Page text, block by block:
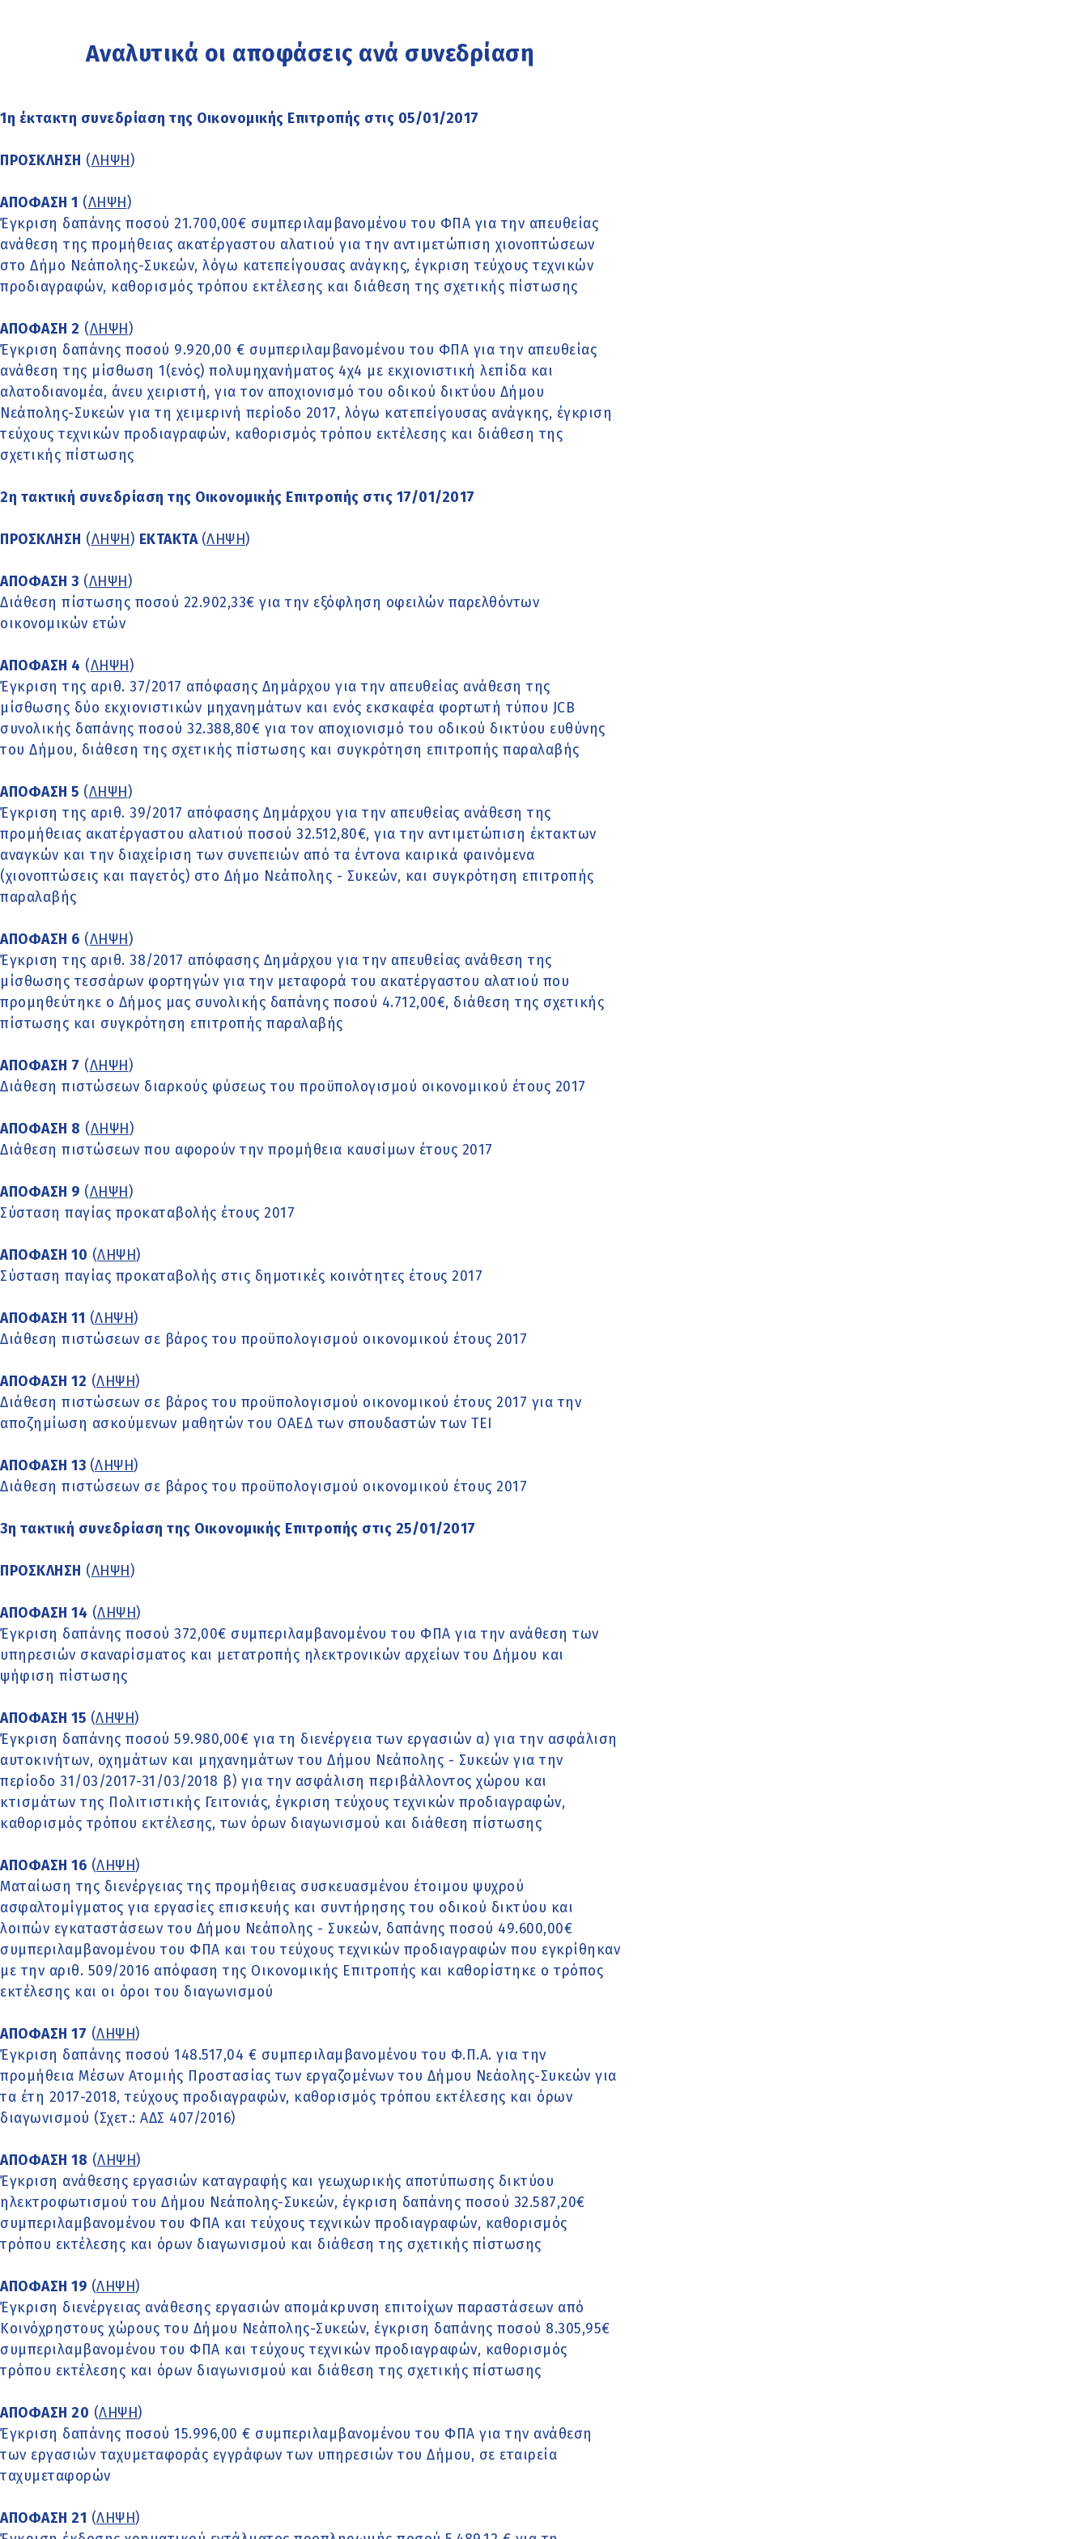
Αναλυτικά οι αποφάσεις ανά συνεδρίαση
1η έκτακτη συνεδρίαση της Οικονομικής Επιτροπής στις 05/01/2017
ΠΡΟΣΚΛΗΣΗ (ΛΗΨΗ)
ΑΠΟΦΑΣΗ 1 (ΛΗΨΗ)
Έγκριση δαπάνης ποσού 21.700,00€ συμπεριλαμβανομένου του ΦΠΑ για την απευθείας
ανάθεση της προμήθειας ακατέργαστου αλατιού για την αντιμετώπιση χιονοπτώσεων
στο Δήμο Νεάπολης-Συκεών, λόγω κατεπείγουσας ανάγκης, έγκριση τεύχους τεχνικών
προδιαγραφών, καθορισμός τρόπου εκτέλεσης και διάθεση της σχετικής πίστωσης
ΑΠΟΦΑΣΗ 2 (ΛΗΨΗ)
Έγκριση δαπάνης ποσού 9.920,00 € συμπεριλαμβανομένου του ΦΠΑ για την απευθείας
ανάθεση της μίσθωση 1(ενός) πολυμηχανήματος 4χ4 με εκχιονιστική λεπίδα και
αλατοδιανομέα, άνευ χειριστή, για τον αποχιονισμό του οδικού δικτύου Δήμου
Νεάπολης-Συκεών για τη χειμερινή περίοδο 2017, λόγω κατεπείγουσας ανάγκης, έγκριση
τεύχους τεχνικών προδιαγραφών, καθορισμός τρόπου εκτέλεσης και διάθεση της
σχετικής πίστωσης
2η τακτική συνεδρίαση της Οικονομικής Επιτροπής στις 17/01/2017
ΠΡΟΣΚΛΗΣΗ (ΛΗΨΗ) ΕΚΤΑΚΤΑ (ΛΗΨΗ)
ΑΠΟΦΑΣΗ 3 (ΛΗΨΗ)
Διάθεση πίστωσης ποσού 22.902,33€ για την εξόφληση οφειλών παρελθόντων
οικονομικών ετών
ΑΠΟΦΑΣΗ 4 (ΛΗΨΗ)
Έγκριση της αριθ. 37/2017 απόφασης Δημάρχου για την απευθείας ανάθεση της
μίσθωσης δύο εκχιονιστικών μηχανημάτων και ενός εκσκαφέα φορτωτή τύπου JCB
συνολικής δαπάνης ποσού 32.388,80€ για τον αποχιονισμό του οδικού δικτύου ευθύνης
του Δήμου, διάθεση της σχετικής πίστωσης και συγκρότηση επιτροπής παραλαβής
ΑΠΟΦΑΣΗ 5 (ΛΗΨΗ)
Έγκριση της αριθ. 39/2017 απόφασης Δημάρχου για την απευθείας ανάθεση της
προμήθειας ακατέργαστου αλατιού ποσού 32.512,80€, για την αντιμετώπιση έκτακτων
αναγκών και την διαχείριση των συνεπειών από τα έντονα καιρικά φαινόμενα
(χιονοπτώσεις και παγετός) στο Δήμο Νεάπολης - Συκεών, και συγκρότηση επιτροπής
παραλαβής
ΑΠΟΦΑΣΗ 6 (ΛΗΨΗ)
Έγκριση της αριθ. 38/2017 απόφασης Δημάρχου για την απευθείας ανάθεση της
μίσθωσης τεσσάρων φορτηγών για την μεταφορά του ακατέργαστου αλατιού που
προμηθεύτηκε ο Δήμος μας συνολικής δαπάνης ποσού 4.712,00€, διάθεση της σχετικής
πίστωσης και συγκρότηση επιτροπής παραλαβής
ΑΠΟΦΑΣΗ 7 (ΛΗΨΗ)
Διάθεση πιστώσεων διαρκούς φύσεως του προϋπολογισμού οικονομικού έτους 2017
ΑΠΟΦΑΣΗ 8 (ΛΗΨΗ)
Διάθεση πιστώσεων που αφορούν την προμήθεια καυσίμων έτους 2017
ΑΠΟΦΑΣΗ 9 (ΛΗΨΗ)
Σύσταση παγίας προκαταβολής έτους 2017
ΑΠΟΦΑΣΗ 10 (ΛΗΨΗ)
Σύσταση παγίας προκαταβολής στις δημοτικές κοινότητες έτους 2017
ΑΠΟΦΑΣΗ 11 (ΛΗΨΗ)
Διάθεση πιστώσεων σε βάρος του προϋπολογισμού οικονομικού έτους 2017
ΑΠΟΦΑΣΗ 12 (ΛΗΨΗ)
Διάθεση πιστώσεων σε βάρος του προϋπολογισμού οικονομικού έτους 2017 για την
αποζημίωση ασκούμενων μαθητών του ΟΑΕΔ των σπουδαστών των ΤΕΙ
ΑΠΟΦΑΣΗ 13 (ΛΗΨΗ)
Διάθεση πιστώσεων σε βάρος του προϋπολογισμού οικονομικού έτους 2017
3η τακτική συνεδρίαση της Οικονομικής Επιτροπής στις 25/01/2017
ΠΡΟΣΚΛΗΣΗ (ΛΗΨΗ)
ΑΠΟΦΑΣΗ 14 (ΛΗΨΗ)
Έγκριση δαπάνης ποσού 372,00€ συμπεριλαμβανομένου του ΦΠΑ για την ανάθεση των
υπηρεσιών σκαναρίσματος και μετατροπής ηλεκτρονικών αρχείων του Δήμου και
ψήφιση πίστωσης
ΑΠΟΦΑΣΗ 15 (ΛΗΨΗ)
Έγκριση δαπάνης ποσού 59.980,00€ για τη διενέργεια των εργασιών α) για την ασφάλιση
αυτοκινήτων, οχημάτων και μηχανημάτων του Δήμου Νεάπολης - Συκεών για την
περίοδο 31/03/2017-31/03/2018 β) για την ασφάλιση περιβάλλοντος χώρου και
κτισμάτων της Πολιτιστικής Γειτονιάς, έγκριση τεύχους τεχνικών προδιαγραφών,
καθορισμός τρόπου εκτέλεσης, των όρων διαγωνισμού και διάθεση πίστωσης
ΑΠΟΦΑΣΗ 16 (ΛΗΨΗ)
Ματαίωση της διενέργειας της προμήθειας συσκευασμένου έτοιμου ψυχρού
ασφαλτομίγματος για εργασίες επισκευής και συντήρησης του οδικού δικτύου και
λοιπών εγκαταστάσεων του Δήμου Νεάπολης - Συκεών, δαπάνης ποσού 49.600,00€
συμπεριλαμβανομένου του ΦΠΑ και του τεύχους τεχνικών προδιαγραφών που εγκρίθηκαν
με την αριθ. 509/2016 απόφαση της Οικονομικής Επιτροπής και καθορίστηκε ο τρόπος
εκτέλεσης και οι όροι του διαγωνισμού
ΑΠΟΦΑΣΗ 17 (ΛΗΨΗ)
Έγκριση δαπάνης ποσού 148.517,04 € συμπεριλαμβανομένου του Φ.Π.Α. για την
προμήθεια Μέσων Ατομιής Προστασίας των εργαζομένων του Δήμου Νεάολης-Συκεών για
τα έτη 2017-2018, τεύχους προδιαγραφών, καθορισμός τρόπου εκτέλεσης και όρων
διαγωνισμού (Σχετ.: ΑΔΣ 407/2016)
ΑΠΟΦΑΣΗ 18 (ΛΗΨΗ)
Έγκριση ανάθεσης εργασιών καταγραφής και γεωχωρικής αποτύπωσης δικτύου
ηλεκτροφωτισμού του Δήμου Νεάπολης-Συκεών, έγκριση δαπάνης ποσού 32.587,20€
συμπεριλαμβανομένου του ΦΠΑ και τεύχους τεχνικών προδιαγραφών, καθορισμός
τρόπου εκτέλεσης και όρων διαγωνισμού και διάθεση της σχετικής πίστωσης
ΑΠΟΦΑΣΗ 19 (ΛΗΨΗ)
Έγκριση διενέργειας ανάθεσης εργασιών απομάκρυνση επιτοίχων παραστάσεων από
Κοινόχρηστους χώρους του Δήμου Νεάπολης-Συκεών, έγκριση δαπάνης ποσού 8.305,95€
συμπεριλαμβανομένου του ΦΠΑ και τεύχους τεχνικών προδιαγραφών, καθορισμός
τρόπου εκτέλεσης και όρων διαγωνισμού και διάθεση της σχετικής πίστωσης
ΑΠΟΦΑΣΗ 20 (ΛΗΨΗ)
Έγκριση δαπάνης ποσού 15.996,00 € συμπεριλαμβανομένου του ΦΠΑ για την ανάθεση
των εργασιών ταχυμεταφοράς εγγράφων των υπηρεσιών του Δήμου, σε εταιρεία
ταχυμεταφορών
ΑΠΟΦΑΣΗ 21 (ΛΗΨΗ)